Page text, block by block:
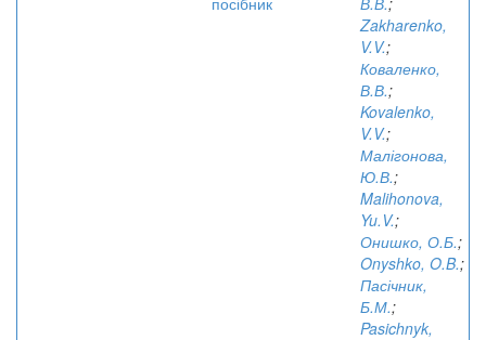
Zakharenko,
V.V.;
Коваленко,
В.В.;
Kovalenko,
V.V.;
Малігонова,
Ю.В.;
Malihonova,
Yu.V.;
Онишко, О.Б.;
Onyshko, O.B.;
Пасічник,
Б.М.;
Pasichnyk,